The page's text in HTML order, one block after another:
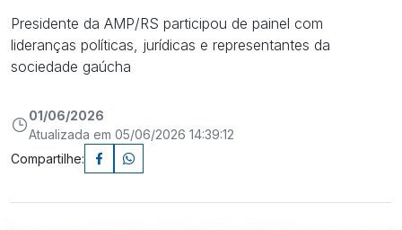
Presidente da AMP/RS participou de painel com
lideranças políticas, jurídicas e representantes da
sociedade gaúcha
01/06/2026
Atualizada em 05/06/2026 14:39:12
Compartilhe: